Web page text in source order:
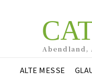
ALTE MESSE